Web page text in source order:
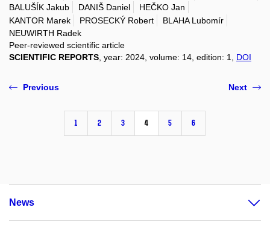
BALUŠÍK Jakub
DANIŠ Daniel
HEČKO Jan
KANTOR Marek
PROSECKÝ Robert
BLAHA Lubomír
NEUWIRTH Radek
Peer-reviewed scientific article
SCIENTIFIC REPORTS , year: 2024, volume: 14, edition: 1, DOI
Previous
1 2 3 4 5 6
Next
News